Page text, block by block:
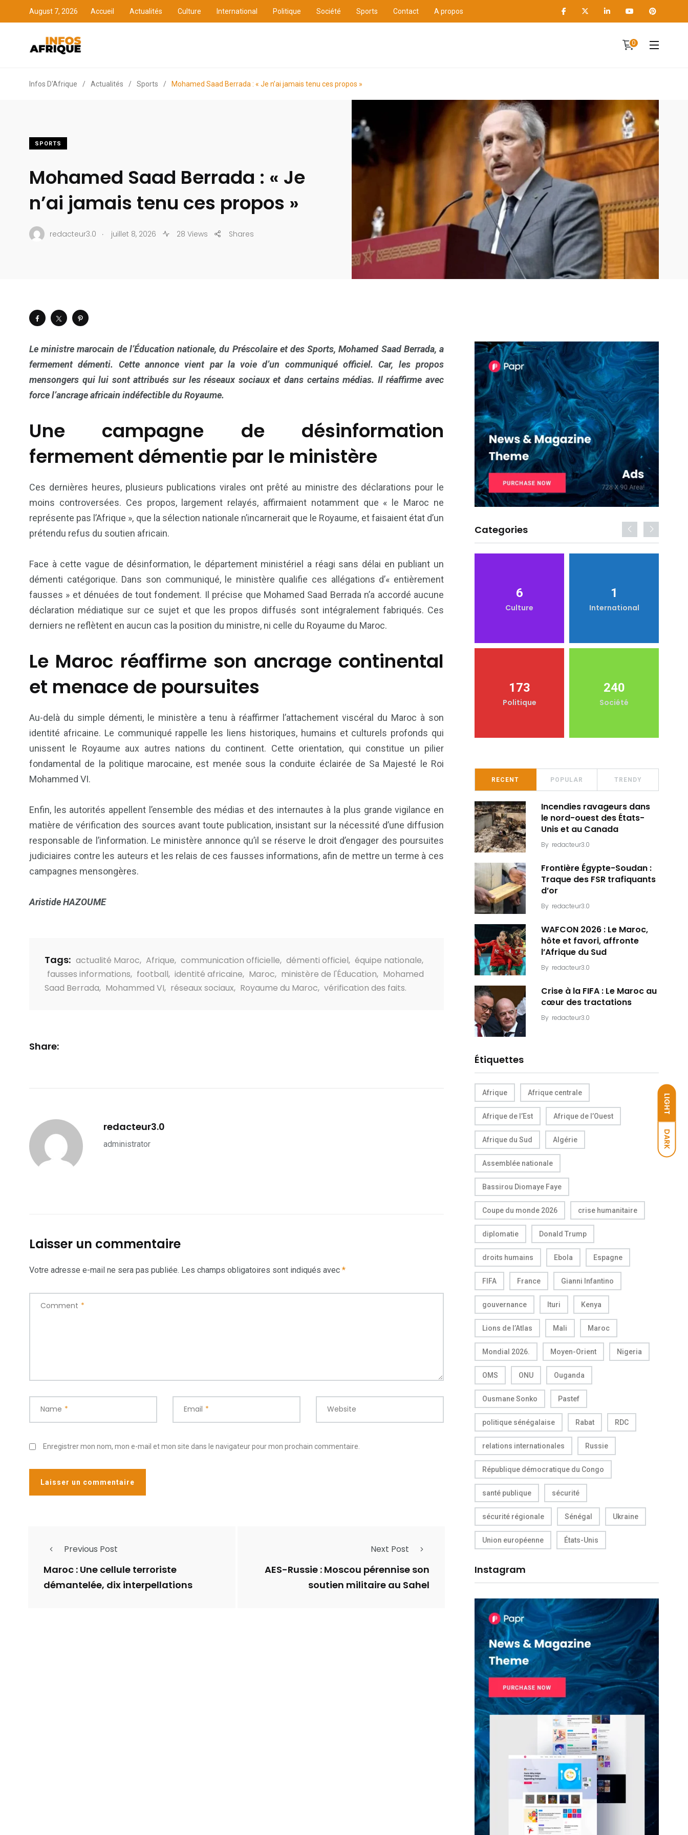
LIGHT
DARK
August 7, 2026 Accueil Actualités Culture International Politique Société Sports Contact A propos
0
Infos D'Afrique / Actualités / Sports / Mohamed Saad Berrada : « Je n’ai jamais tenu ces propos »
SPORTS
Mohamed Saad Berrada : « Je
n’ai jamais tenu ces propos »
redacteur3.0 . juillet 8, 2026 28 Views Shares
Le ministre marocain de l’Éducation nationale, du Préscolaire et des Sports, Mohamed Saad Berrada, a
fermement démenti. Cette annonce vient par la voie d’un communiqué officiel. Car, les propos
mensongers qui lui sont attribués sur les réseaux sociaux et dans certains médias. Il réaffirme avec
force l’ancrage africain indéfectible du Royaume.
Une campagne de désinformation
fermement démentie par le ministère
Ces dernières heures, plusieurs publications virales ont prêté au ministre des déclarations pour le
moins controversées. Ces propos, largement relayés, affirmaient notamment que « le Maroc ne
représente pas l’Afrique », que la sélection nationale n’incarnerait que le Royaume, et faisaient état d’un
prétendu refus du soutien africain.
Face à cette vague de désinformation, le département ministériel a réagi sans délai en publiant un
démenti catégorique. Dans son communiqué, le ministère qualifie ces allégations d’« entièrement
fausses » et dénuées de tout fondement. Il précise que Mohamed Saad Berrada n’a accordé aucune
déclaration médiatique sur ce sujet et que les propos diffusés sont intégralement fabriqués. Ces
derniers ne reflètent en aucun cas la position du ministre, ni celle du Royaume du Maroc.
Le Maroc réaffirme son ancrage continental
et menace de poursuites
Au-delà du simple démenti, le ministère a tenu à réaffirmer l’attachement viscéral du Maroc à son
identité africaine. Le communiqué rappelle les liens historiques, humains et culturels profonds qui
unissent le Royaume aux autres nations du continent. Cette orientation, qui constitue un pilier
fondamental de la politique marocaine, est menée sous la conduite éclairée de Sa Majesté le Roi
Mohammed VI.
Enfin, les autorités appellent l’ensemble des médias et des internautes à la plus grande vigilance en
matière de vérification des sources avant toute publication, insistant sur la nécessité d’une diffusion
responsable de l’information. Le ministère annonce qu’il se réserve le droit d’engager des poursuites
judiciaires contre les auteurs et les relais de ces fausses informations, afin de mettre un terme à ces
campagnes mensongères.
Aristide HAZOUME
Tags: actualité Maroc, Afrique, communication officielle, démenti officiel, équipe nationale,
fausses informations, football, identité africaine, Maroc, ministère de l'Éducation, Mohamed
Saad Berrada, Mohammed VI, réseaux sociaux, Royaume du Maroc, vérification des faits.
Share:
redacteur3.0
administrator
Laisser un commentaire
Votre adresse e-mail ne sera pas publiée. Les champs obligatoires sont indiqués avec *
Comment *
Name * Email * Website
Enregistrer mon nom, mon e-mail et mon site dans le navigateur pour mon prochain commentaire.
Previous Post
Maroc : Une cellule terroriste
démantelée, dix interpellations
Next Post
AES-Russie : Moscou pérennise son
soutien militaire au Sahel
Categories
6
Culture
1
International
173 240
81
Sports
42
Uncategorized
6
Culture
1
International
173
Politique
240
Société
RECENT POPULAR TRENDY
Incendies ravageurs dans
le nord-ouest des États-
Unis et au Canada
By redacteur3.0
Frontière Égypte-Soudan :
Traque des FSR trafiquants
d’or
By redacteur3.0
WAFCON 2026 : Le Maroc,
hôte et favori, affronte
l’Afrique du Sud
By redacteur3.0
Crise à la FIFA : Le Maroc au
cœur des tractations
By redacteur3.0
Étiquettes
Afrique Afrique centrale
Afrique de l’Est Afrique de l’Ouest
Afrique du Sud Algérie
Assemblée nationale
Bassirou Diomaye Faye
Coupe du monde 2026 crise humanitaire
diplomatie Donald Trump
droits humains Ebola Espagne
FIFA France Gianni Infantino
gouvernance Ituri Kenya
Lions de l’Atlas Mali Maroc
Mondial 2026. Moyen-Orient Nigeria
OMS ONU Ouganda
Ousmane Sonko Pastef
politique sénégalaise Rabat RDC
relations internationales Russie
République démocratique du Congo
santé publique sécurité
sécurité régionale Sénégal Ukraine
Union européenne États-Unis
Instagram